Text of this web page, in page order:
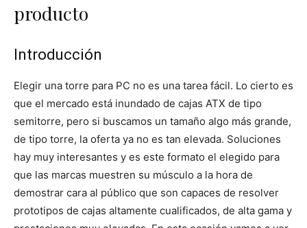
producto
Introducción
Elegir una torre para PC no es una tarea fácil. Lo cierto es
que el mercado está inundado de cajas ATX de tipo
semitorre, pero si buscamos un tamaño algo más grande,
de tipo torre, la oferta ya no es tan elevada. Soluciones
hay muy interesantes y es este formato el elegido para
que las marcas muestren su músculo a la hora de
demostrar cara al público que son capaces de resolver
prototipos de cajas altamente cualificados, de alta gama y